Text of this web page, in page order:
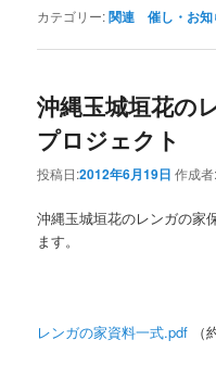
カテゴリー:関連 催し・お知
沖縄玉城垣花の
プロジェクト
投稿日:2012年6月19日 作成者:
沖縄玉城垣花のレンガの家
ます。
レンガの家資料一式.pdf （